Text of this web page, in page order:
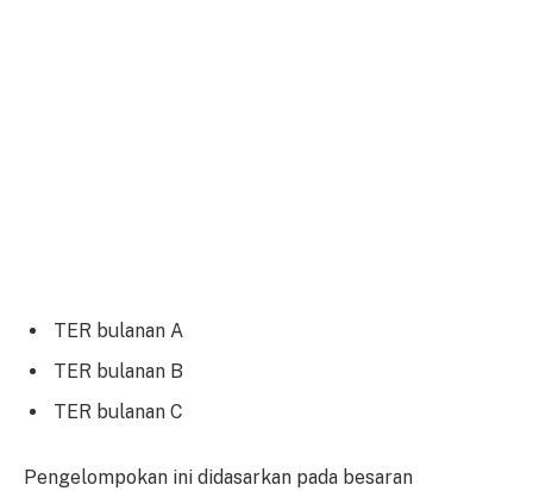
TER bulanan A
TER bulanan B
TER bulanan C
Pengelompokan ini didasarkan pada besaran